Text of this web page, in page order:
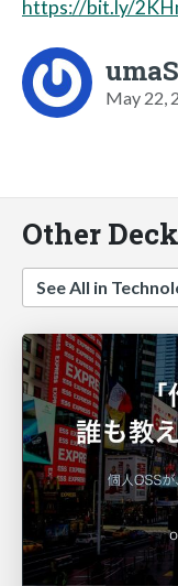
https://bit.ly/
May 22,
Other
See All in